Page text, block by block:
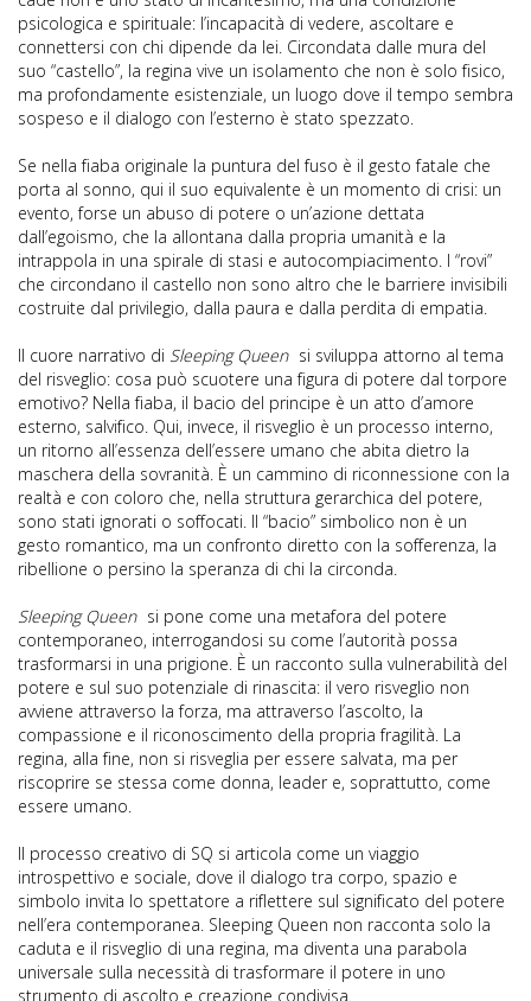
psicologica e spirituale: l’incapacità di vedere, ascoltare e
connettersi con chi dipende da lei. Circondata dalle mura del
suo “castello”, la regina vive un isolamento che non è solo fisico,
ma profondamente esistenziale, un luogo dove il tempo sembra
sospeso e il dialogo con l’esterno è stato spezzato.
Se nella fiaba originale la puntura del fuso è il gesto fatale che
porta al sonno, qui il suo equivalente è un momento di crisi: un
evento, forse un abuso di potere o un’azione dettata
dall’egoismo, che la allontana dalla propria umanità e la
intrappola in una spirale di stasi e autocompiacimento. I “rovi”
che circondano il castello non sono altro che le barriere invisibili
costruite dal privilegio, dalla paura e dalla perdita di empatia.
Il cuore narrativo di Sleeping Queen si sviluppa attorno al tema
del risveglio: cosa può scuotere una figura di potere dal torpore
emotivo? Nella fiaba, il bacio del principe è un atto d’amore
esterno, salvifico. Qui, invece, il risveglio è un processo interno,
un ritorno all’essenza dell’essere umano che abita dietro la
maschera della sovranità. È un cammino di riconnessione con la
realtà e con coloro che, nella struttura gerarchica del potere,
sono stati ignorati o soffocati. Il “bacio” simbolico non è un
gesto romantico, ma un confronto diretto con la sofferenza, la
ribellione o persino la speranza di chi la circonda.
Sleeping Queen si pone come una metafora del potere
contemporaneo, interrogandosi su come l’autorità possa
trasformarsi in una prigione. È un racconto sulla vulnerabilità del
potere e sul suo potenziale di rinascita: il vero risveglio non
avviene attraverso la forza, ma attraverso l’ascolto, la
compassione e il riconoscimento della propria fragilità. La
regina, alla fine, non si risveglia per essere salvata, ma per
riscoprire se stessa come donna, leader e, soprattutto, come
essere umano.
Il processo creativo di SQ si articola come un viaggio
introspettivo e sociale, dove il dialogo tra corpo, spazio e
simbolo invita lo spettatore a riflettere sul significato del potere
nell’era contemporanea. Sleeping Queen non racconta solo la
caduta e il risveglio di una regina, ma diventa una parabola
universale sulla necessità di trasformare il potere in uno
strumento di ascolto e creazione condivisa.